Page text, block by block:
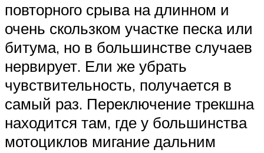
повторного срыва на длинном и
очень скользком участке песка или
битума, но в большинстве случаев
нервирует. Ели же убрать
чувствительность, получается в
самый раз. Переключение трекшна
находится там, где у большинства
мотоциклов мигание дальним